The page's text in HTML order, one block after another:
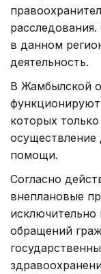
в данном
деятельность.
В Жамбылской
которых
помощи.
Согласно
внеплановые
обращений